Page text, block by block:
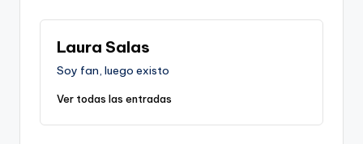
Laura Salas
Soy fan, luego existo
Ver todas las entradas